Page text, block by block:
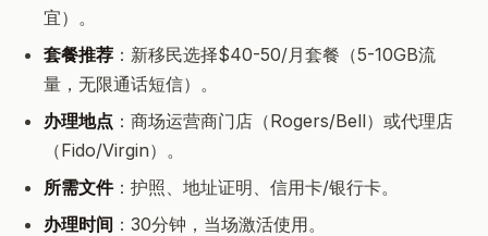
宜）。
套餐推荐 ：新移民选择$40-50/月套餐（5-10GB流
量，无限通话短信）。
办理地点 ：商场运营商门店（Rogers/Bell）或代理店
（Fido/Virgin）。
所需文件：护照、地址证明、信用卡/银行卡。
办理时间 ：30分钟，当场激活使用。